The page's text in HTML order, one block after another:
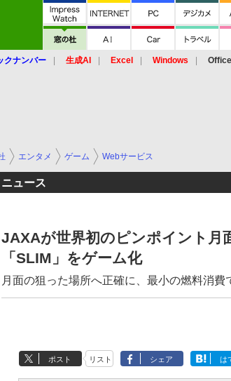
クナンバー 生成AI Excel Windows Office
エンタメ ゲーム Webサービス
ニュース
JAXAが世界初のピンポイント月
「SLIM」をゲーム化
月面の狙った場所へ正確に、最小の燃料消
ポスト リスト シェア は